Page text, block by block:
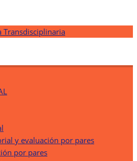
Transdisciplinaria
y evaluación por pares
por pares